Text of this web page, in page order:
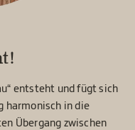
entsteht und fügt sich
harmonisch in die
Übergang zwischen